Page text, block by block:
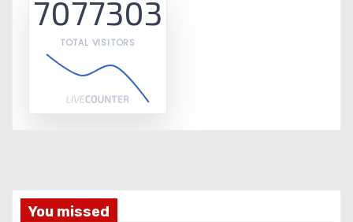
7077303
TOTAL VISITORS
You missed